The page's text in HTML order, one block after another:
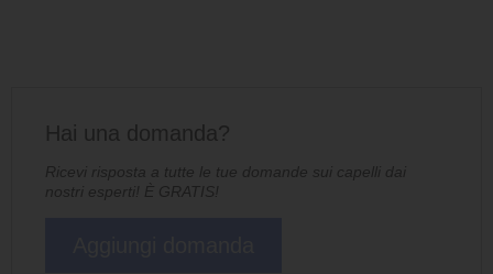
Hai una domanda?
Ricevi risposta a tutte le tue domande sui capelli dai
nostri esperti! È GRATIS!